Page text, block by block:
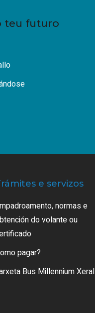
teu futuro
e servizos
normas e
do volante ou
pagar?
Bus Millennium Xeral